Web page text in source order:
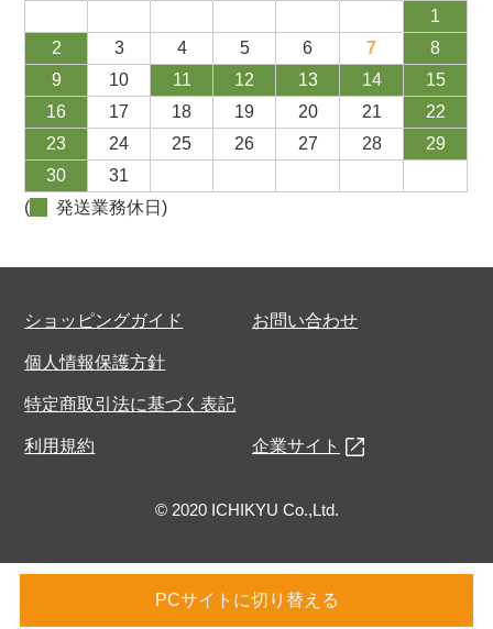
1
2
3 4 5 6 7
8
9
10 11 12 13 14
15
16
17 18 19 20 21
22
23
24 25 26 27 28
29
30
31
(
発送業務休日)
ショッピングガイド お問い合わせ
個人情報保護方針
特定商取引法に基づく表記
利用規約 企業サイト
© 2020 ICHIKYU Co.,Ltd.
PCサイトに切り替える